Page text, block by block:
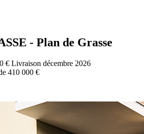
- Plan de Grasse
€ Livraison décembre 2026
410 000 €